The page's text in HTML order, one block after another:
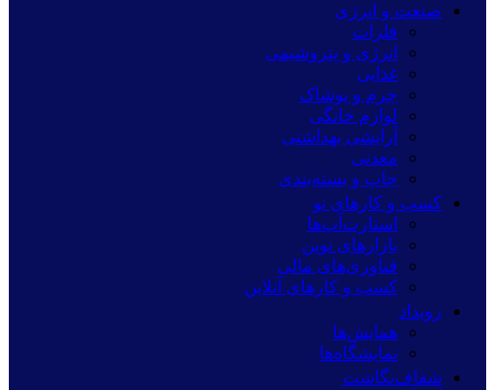
صنعت و انرژی
فلزات
انرژی و پتروشیمی
غذایی
چرم و پوشاک
لوازم خانگی
آرایشی بهداشتی
معدنی
چاپ و بسته‌بندی
کسب و کارهای نو
استارت‌آپ‌ها
بازارهای نوین
فناوری‌های مالی
کسب و کارهای آنلاین
رویداد
همایش‌ها
نمایشگاه‌ها
شفاف‌نگاشت